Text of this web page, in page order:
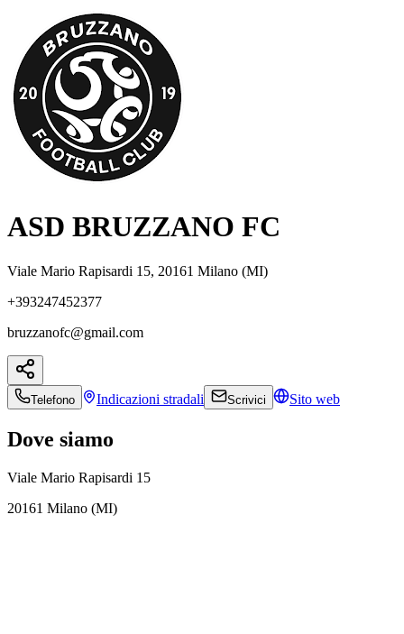
ASD BRUZZANO FC
Viale Mario Rapisardi 15, 20161 Milano (MI)
+393247452377
bruzzanofc@gmail.com
Telefono Indicazioni stradali Scrivici Sito web
Dove siamo
Viale Mario Rapisardi 15
20161 Milano (MI)